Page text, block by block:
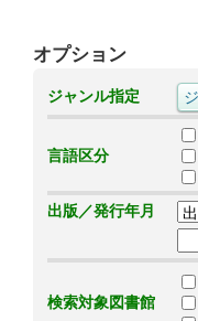
オプション
ジャンル指定
言語区分
出版／発行年月
検索対象図書館